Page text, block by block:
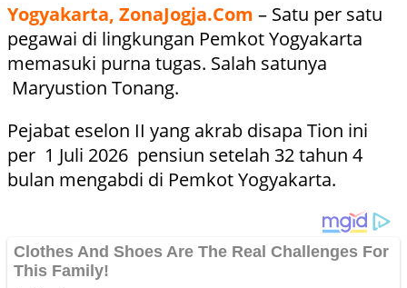
Yogyakarta, ZonaJogja.Com – Satu per satu
pegawai di lingkungan Pemkot Yogyakarta
memasuki purna tugas. Salah satunya
Maryustion Tonang.
Pejabat eselon II yang akrab disapa Tion ini
per 1 Juli 2026 pensiun setelah 32 tahun 4
bulan mengabdi di Pemkot Yogyakarta.